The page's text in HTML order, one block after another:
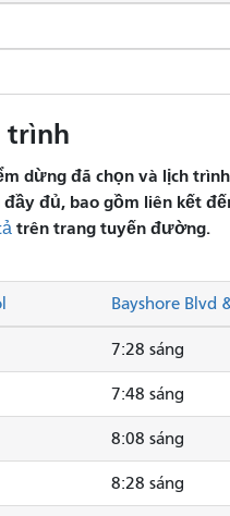
trình
dừng đã chọn và lịch
đủ, bao gồm liên kết
trên trang tuyến đường.
Bayshore Blvd
7:28 sáng
7:48 sáng
8:08 sáng
8:28 sáng